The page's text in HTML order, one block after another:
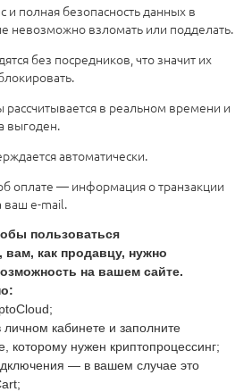
и полная безопасность данных в
невозможно взломать или подделать.
без посредников, что значит их
рассчитывается в реальном времени и
выгоден.
автоматически.
оплате — информация о транзакции
ваш e-mail.
пользоваться
вам, как продавцу, нужно
на вашем сайте.
личном кабинете и заполните
которому нужен криптопроцессинг;
— в вашем случае это